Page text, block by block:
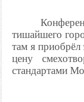
тишайшего
там я
цену
стандартами